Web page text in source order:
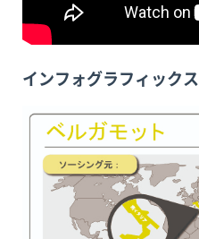
インフォグラフィックス